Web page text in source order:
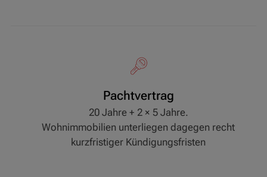
Pachtvertrag
20 Jahre + 2 × 5 Jahre.
Wohnimmobilien unterliegen dagegen recht
kurzfristiger Kündigungsfristen